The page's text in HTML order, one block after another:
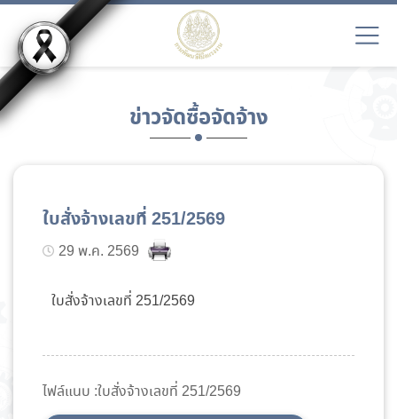
ข่าวจัดซื้อจัดจ้าง
ใบสั่งจ้างเลขที่ 251/2569
29 พ.ค. 2569
ใบสั่งจ้างเลขที่ 251/2569
ไฟล์แนบ :ใบสั่งจ้างเลขที่ 251/2569